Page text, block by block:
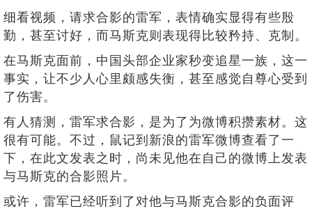
细看视频，请求合影的雷军，表情确实显得有些殷
勤，甚至讨好，而马斯克则表现得比较矜持、克制。
在马斯克面前，中国头部企业家秒变追星一族，这一
事实，让不少人心里颇感失衡，甚至感觉自尊心受到
了伤害。
有人猜测，雷军求合影，是为了为微博积攒素材。这
很有可能。不过，鼠记到新浪的雷军微博查看了一
下，在此文发表之时，尚未见他在自己的微博上发表
与马斯克的合影照片。
或许，雷军已经听到了对他与马斯克合影的负面评